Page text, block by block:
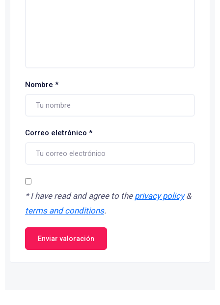
Nombre *
Correo eletrónico *
*I have read and agree to the privacy policy&
terms and conditions.
Enviar valoración